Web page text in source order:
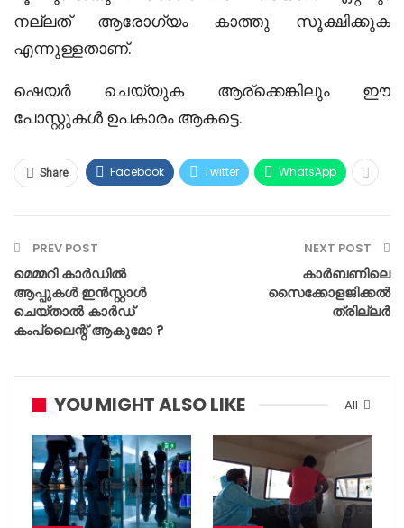
നല്ലത് ആരോഗ്യം കാത്തു സൂക്ഷിക്കുക
എന്നുള്ളതാണ്.
ഷെയർ ചെയ്യുക ആര്ക്കെങ്കിലും ഈ
പോസ്റ്റുകൾ ഉപകാരം ആകട്ടെ.
Share Facebook Twitter WhatsApp
PREV POST
മെമ്മറി കാർഡിൽ
ആപ്പുകൾ ഇൻസ്റ്റാൾ
ചെയ്‌താൽ കാർഡ്
കംപ്ലൈന്റ് ആകുമോ ?
NEXT POST
കാർബണിലെ
സൈക്കോളജിക്കൽ
ത്രില്ലർ
All
YOU MIGHT ALSO LIKE